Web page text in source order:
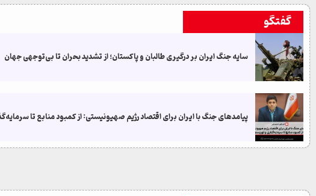
گفتگو
سایه جنگ ایران بر درگیری طالبان و پاکستان؛ از تشدید بحران تا بی‌توجهی جهان
پیامدهای جنگ با ایران برای اقتصاد رژیم صهیونیستی: از کمبود منابع تا